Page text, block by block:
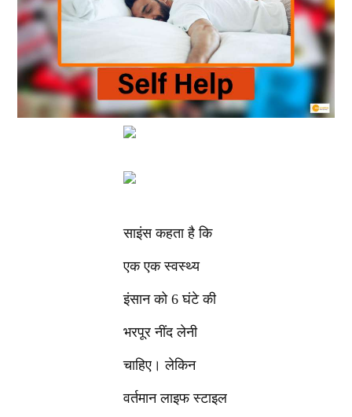
साइंस कहता है कि
एक एक स्वस्थ्य
इंसान को 6 घंटे की
भरपूर नींद लेनी
चाहिए। लेकिन
वर्तमान लाइफ स्टाइल